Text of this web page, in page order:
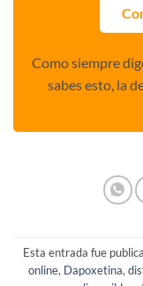
Como siempre
sabes esto, la
Esta entrada fue
online, Dapoxetina,